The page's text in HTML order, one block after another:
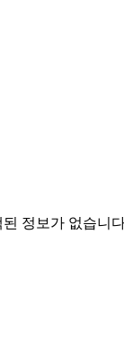
된 정보가 없습니